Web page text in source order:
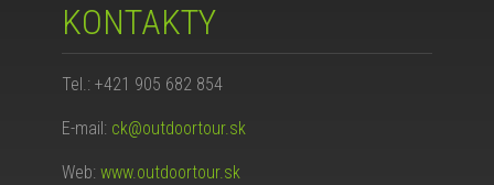
KONTAKTY
Tel.: +421 905 682 854
E-mail: ck@outdoortour.sk
Web:www.outdoortour.sk